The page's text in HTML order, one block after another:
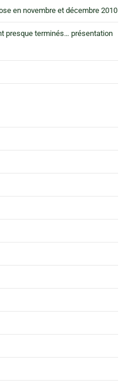
en novembre et décembre 2010
presque terminés… présentation